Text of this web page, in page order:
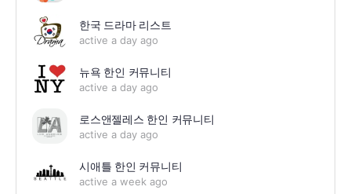
한국 드라마 리스트
active a day ago
뉴욕 한인 커뮤니티
active a day ago
로스앤젤레스 한인 커뮤니티
active a day ago
시애틀 한인 커뮤니티
active a week ago